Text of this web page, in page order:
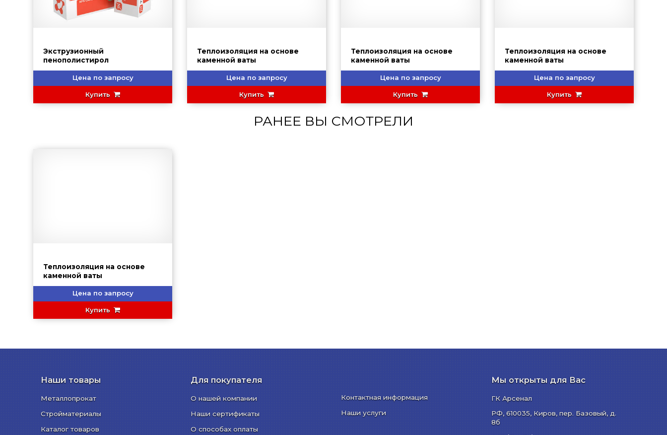
Экструзионный
пенополистирол
Цена по запросу
Купить
Теплоизоляция на основе
каменной ваты
Цена по запросу
Купить
Теплоизоляция на основе
каменной ваты
Цена по запросу
Купить
Теплоизоляция на основе
каменной ваты
Цена по запросу
Купить
РАНЕЕ ВЫ СМОТРЕЛИ
Теплоизоляция на основе
каменной ваты
Цена по запросу
Купить
Наши товары
Металлопрокат
Стройматериалы
Каталог товаров
Для покупателя
О нашей компании
Наши сертификаты
О способах оплаты
Контактная информация
Наши услуги
Мы открыты для Вас
ГК Арсенал
РФ, 610035, Киров, пер. Базовый, д.
8б